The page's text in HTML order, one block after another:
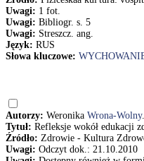
Uwagi: 1 fot.
Uwagi: Bibliogr. s. 5
Uwagi: Streszcz. ang.
Język: RUS
Słowa kluczowe:
Autorzy: Weronika Wrona-Wolny.
Tytuł: Refleksje wokół edukacji
Źródło: Zdrowie - Kultura
Uwagi: Odczyt dok.: 21.10.2010